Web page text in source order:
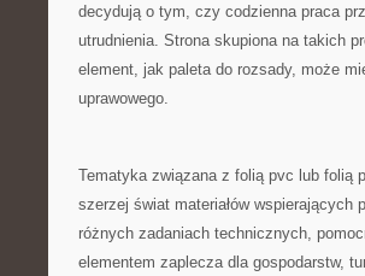
decydują o tym, czy codzienna praca
utrudnienia. Strona skupiona na takich
element, jak paleta do rozsady, może
uprawowego.
Tematyka związana z folią pvc lub folią
szerzej świat materiałów wspierających
różnych zadaniach technicznych,
elementem zaplecza dla gospodarstw,